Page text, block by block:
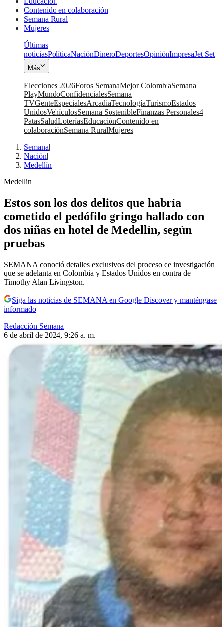
Contenido en colaboración
Semana Rural
Mujeres
Últimas
noticiasPolíticaNaciónDineroDeportesOpiniónImpresaJet Set
Más
Elecciones 2026Foros SemanaMejor ColombiaSemana
PlayMundoConfidencialesSemana
TVGenteEspecialesArcadiaTecnologíaTurismoEstados
UnidosVehículosSemana SostenibleFinanzas Personales4
PatasSaludLoteríasEducaciónContenido en
colaboraciónSemana RuralMujeres
Semana|
Nación|
Medellín
Medellín
Estos son los dos delitos que habría
cometido el pedófilo gringo hallado con
dos niñas en hotel de Medellín, según
pruebas
SEMANA conoció detalles exclusivos del proceso de investigación
que se adelanta en Colombia y Estados Unidos en contra de
Timothy Alan Livingston.
Siga las noticias de SEMANA en Google Discover y manténgase
informado
Redacción Semana
6 de abril de 2024, 9:26 a. m.